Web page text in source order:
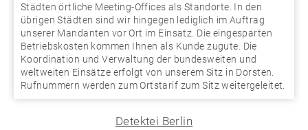
Städten örtliche Meeting-Offices als Standorte. In den
übrigen Städten sind wir hingegen lediglich im Auftrag
unserer Mandanten vor Ort im Einsatz. Die eingesparten
Betriebskosten kommen Ihnen als Kunde zugute. Die
Koordination und Verwaltung der bundesweiten und
weltweiten Einsätze erfolgt von unserem Sitz in Dorsten.
Rufnummern werden zum Ortstarif zum Sitz weitergeleitet.
Detektei Berlin